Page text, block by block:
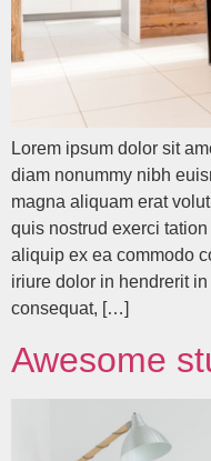
Lorem ipsum dolor sit
diam nonummy nibh
magna aliquam erat
quis nostrud exerci
aliquip ex ea commodo
iriure dolor in hendrerit
consequat, […]
Awesome